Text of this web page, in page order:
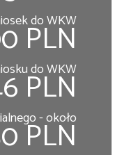
do WKW
PLN
do WKW
PLN
- około
PLN